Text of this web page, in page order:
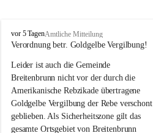
B
r
i
t
e
n
b
r
vor 5 TagenAmtliche Mitteilung
Verordnung betr. Goldgelbe Vergilbung!
Leider ist auch die Gemeinde
Breitenbrunn nicht vor der durch die
Amerikanische Rebzikade übertragene
Goldgelbe Vergilbung der Rebe verschont
geblieben. Als Sicherheitszone gilt das
gesamte Ortsgebiet von Breitenbrunn